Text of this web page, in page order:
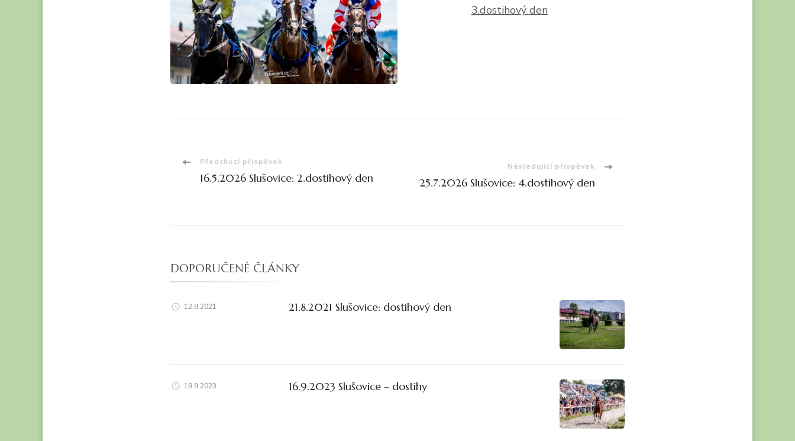
3.dostihový den
Navigace
Předchozí příspěvek
16.5.2026 Slušovice: 2.dostihový den
Následující příspěvek
25.7.2026 Slušovice: 4.dostihový den
DOPORUČENÉ ČLÁNKY
12.9.2021 21.8.2021 Slušovice: dostihový den
19.9.2023 16.9.2023 Slušovice – dostihy